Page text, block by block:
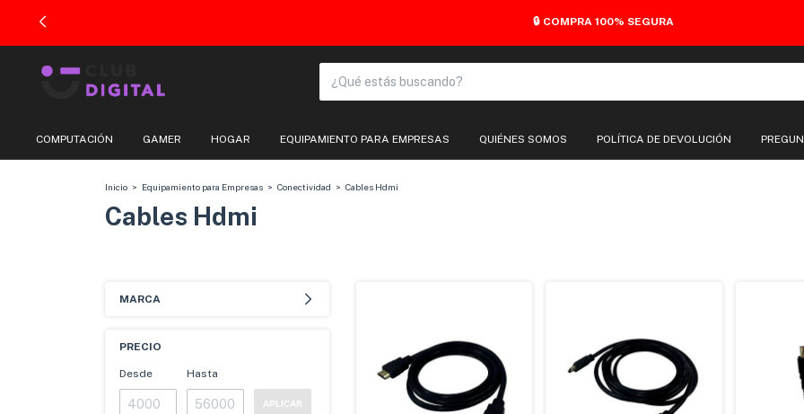
100% SEGURA
COMPUTACIÓN GAMER HOGAR EQUIPAMIENTO PARA EMPRESAS QUIÉNES SOMOS POLÍTICA DE DEVOLUCIÓN
Inicio > Equipamiento para Empresas > Conectividad > Cables Hdmi
Cables Hdmi
MARCA
PRECIO
Desde Hasta
APLICAR